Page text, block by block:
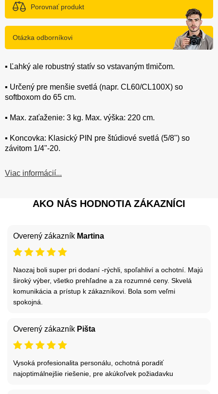
Porovnať produkt
Otázka odborníkovi
▪️ Ľahký ale robustný statív so vstavaným tlmičom.
▪️ Určený pre menšie svetlá (napr. CL60/CL100X) so
softboxom do 65 cm.
▪️ Max. zaťaženie: 3 kg. Max. výška: 220 cm.
▪️ Koncovka: Klasický PIN pre štúdiové svetlá (5/8") so
závitom 1/4"-20.
Viac informácií...
AKO NÁS HODNOTIA ZÁKAZNÍCI
Overený zákazník Martina
Naozaj boli super pri dodaní -rýchli, spoľahliví a ochotní. Majú
široký výber, všetko prehľadne a za rozumné ceny. Skvelá
komunikácia a prístup k zákazníkovi. Bola som veľmi
spokojná.
Overený zákazník Pišta
Vysoká profesionalita personálu, ochotná poradiť
najoptimálnejšie riešenie, pre akúkoľvek požiadavku